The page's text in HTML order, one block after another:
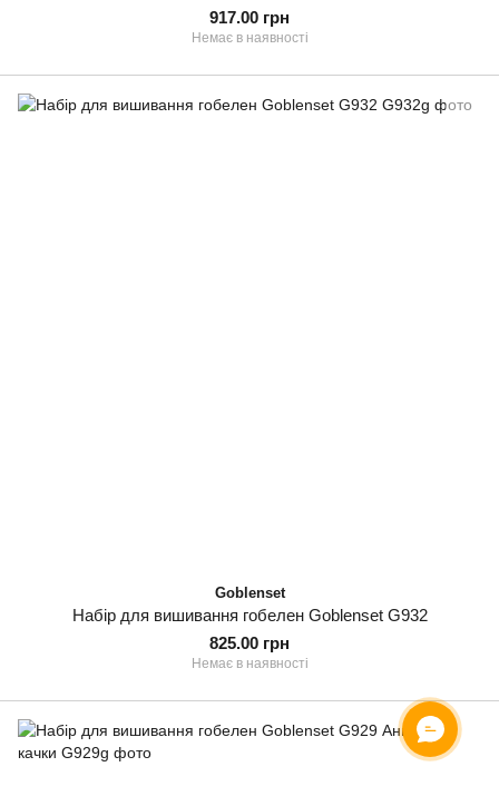
917.00 грн
Немає в наявності
Goblenset
Набір для вишивання гобелен Goblenset G932
825.00 грн
Немає в наявності